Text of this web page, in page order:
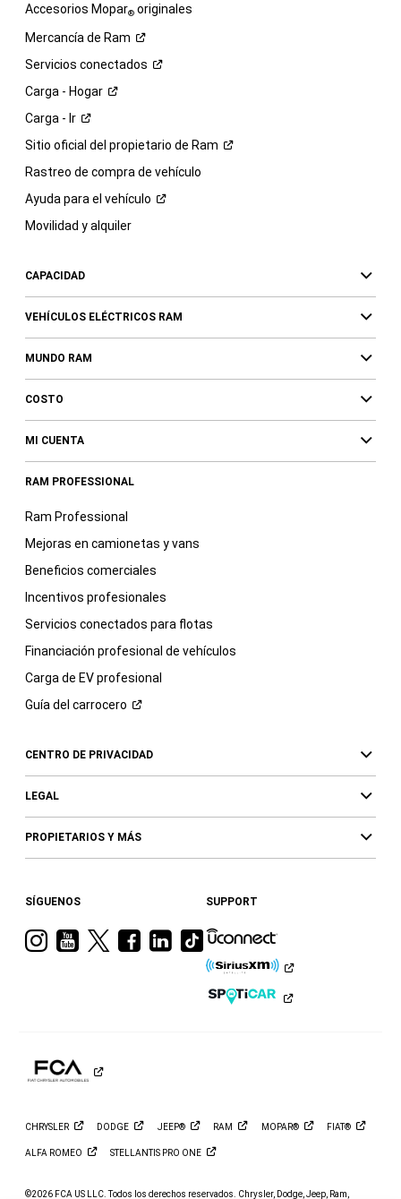
Accesorios Mopar®originales
Mercancía de Ram
Servicios conectados
Carga - Hogar
Carga - Ir
Sitio oficial del propietario de Ram
Rastreo de compra de vehículo
Ayuda para el vehículo
Movilidad y alquiler
CAPACIDAD
VEHÍCULOS ELÉCTRICOS RAM
MUNDO RAM
COSTO
MI CUENTA
RAM PROFESSIONAL
Ram Professional
Mejoras en camionetas y vans
Beneficios comerciales
Incentivos profesionales
Servicios conectados para flotas
Financiación profesional de vehículos
Carga de EV profesional
Guía del carrocero
CENTRO DE PRIVACIDAD
LEGAL
PROPIETARIOS Y MÁS
SÍGUENOS
VisitaVisitaVisitaVisitaVisita
Ram
Visita
a
Ram
en
SUPPORT
CHRYSLER DODGE JEEP® RAM MOPAR® FIAT®
ALFA ROMEO STELLANTIS PRO ONE
©2026 FCA US LLC. Todos los derechos reservados. Chrysler, Dodge, Jeep, Ram,